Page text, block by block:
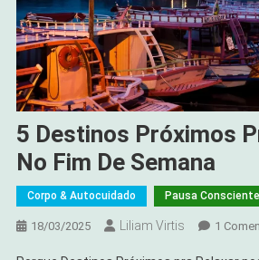
5 Destinos Próximos
No Fim De Semana
Corpo & Autocuidado Pausa Consciente
18/03/2025 Liliam Virtis 1